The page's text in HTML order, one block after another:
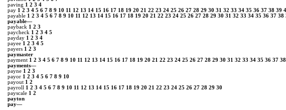
paving 1 2 3 4
pay 1 2 3 4 5 6 7 8 9 10 11 12 13 14 15 16 17 18 19 20 21 22 23 24 25 26 27 28 29 30 31 32 33 34 35 36 37 38 39
payable 1 2 3 4 5 6 7 8 9 10 11 12 13 14 15 16 17 18 19 20 21 22 23 24 25 26 27 28 29 30 31 32 33 34 35 36 37 38
payable―
payback 1 2 3
paycheck 1 2 3 4 5
payday 1 2 3 4
payee 1 2 3 4 5
payers 1 2 3
paymaster
payment 1 2 3 4 5 6 7 8 9 10 11 12 13 14 15 16 17 18 19 20 21 22 23 24 25 26 27 28 29 30 31 32 33 34 35 36 37 38
payments―
payne 1 2 3
payor 1 2 3 4 5 6 7 8 9 10
payout 1 2
payroll 1 2 3 4 5 6 7 8 9 10 11 12 13 14 15 16 17 18 19 20 21 22 23 24 25 26 27 28 29 30
payscale 1 2
payton
pay―